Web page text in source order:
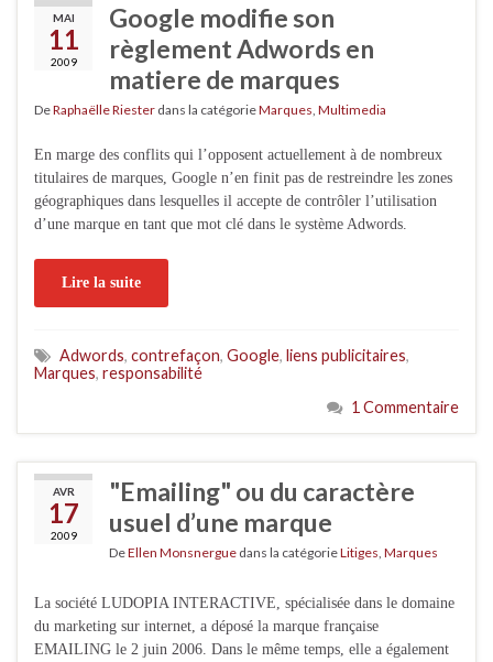
MAI
11
2009
Google modifie son
règlement Adwords en
matiere de marques
DeRaphaëlle Riester dans la catégorieMarques Multimedia
En marge des conflits qui l’opposent actuellement à de nombreux
titulaires de marques, Google n’en finit pas de restreindre les zones
géographiques dans lesquelles il accepte de contrôler l’utilisation
d’une marque en tant que mot clé dans le système Adwords.
Lire la suite
Adwords, contrefaçon, Google, liens publicitaires,
Marques, responsabilité
1 Commentaire
AVR
17
2009
"Emailing" ou du caractère
usuel d’une marque
DeEllen Monsnergue dans la catégorieLitiges Marques
La société LUDOPIA INTERACTIVE, spécialisée dans le domaine
du marketing sur internet, a déposé la marque française
EMAILING le 2 juin 2006. Dans le même temps, elle a également